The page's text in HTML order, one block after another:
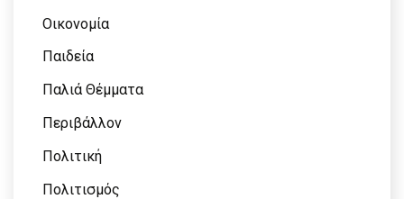
Οικονομία
Παιδεία
Παλιά Θέμματα
Περιβάλλον
Πολιτική
Πολιτισμός